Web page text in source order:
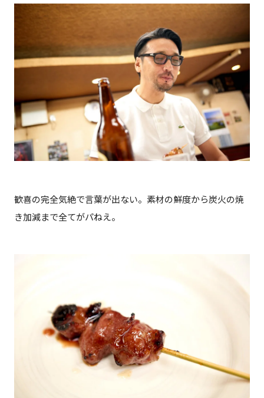
歓喜の完全気絶で言葉が出ない。素材の鮮度から炭火の焼
き加減まで全てがパねえ。